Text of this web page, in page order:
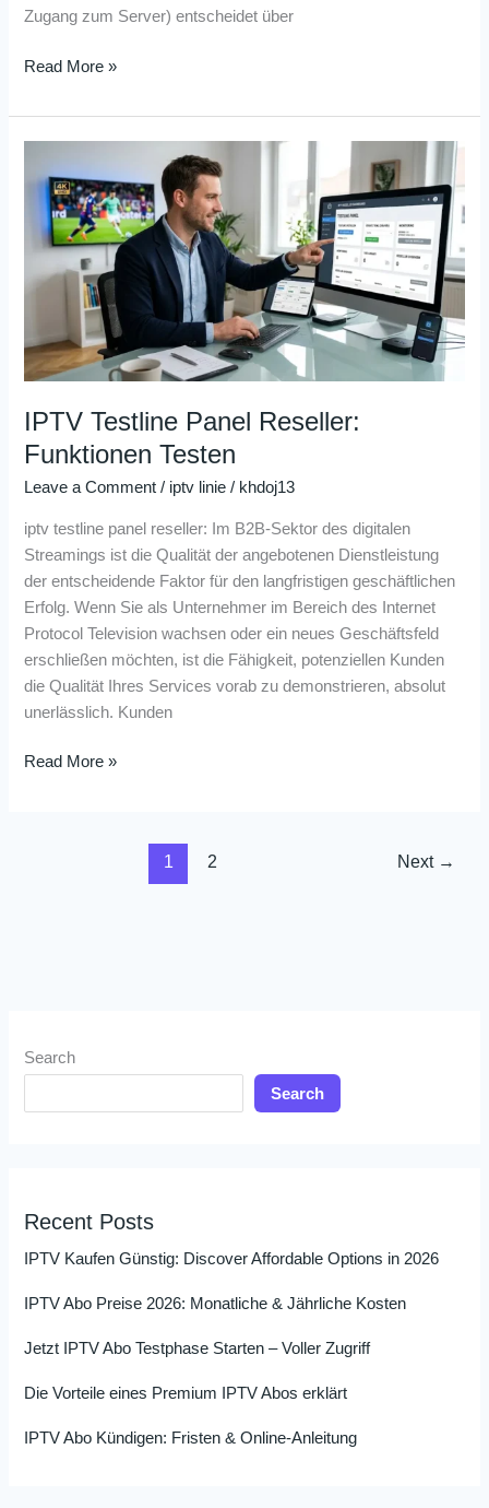
Zugang zum Server) entscheidet über
Read More »
IPTV Testline Panel Reseller:
Funktionen Testen
Leave a Comment / iptv linie / khdoj13
iptv testline panel reseller: Im B2B-Sektor des digitalen
Streamings ist die Qualität der angebotenen Dienstleistung
der entscheidende Faktor für den langfristigen geschäftlichen
Erfolg. Wenn Sie als Unternehmer im Bereich des Internet
Protocol Television wachsen oder ein neues Geschäftsfeld
erschließen möchten, ist die Fähigkeit, potenziellen Kunden
die Qualität Ihres Services vorab zu demonstrieren, absolut
unerlässlich. Kunden
Testline
Panel
Reseller:
Funktionen
Testen
Read More »
1 2 Next →
Search
Search
Recent Posts
IPTV Kaufen Günstig: Discover Affordable Options in 2026
IPTV Abo Preise 2026: Monatliche & Jährliche Kosten
Jetzt IPTV Abo Testphase Starten – Voller Zugriff
Die Vorteile eines Premium IPTV Abos erklärt
IPTV Abo Kündigen: Fristen & Online-Anleitung